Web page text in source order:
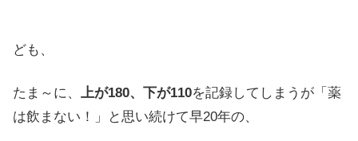
ども、
たま～に、 上が180、下が110を記録してしまうが「薬
は飲まない！」と思い続けて早20年の、